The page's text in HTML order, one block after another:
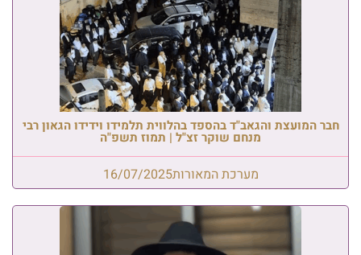
חבר המועצת והגאב"ד בהספד בהלווית תלמידו וידידו הגאון רבי
מנחם שוקר זצ"ל | תמוז תשפ"ה
מערכת המאורות16/07/2025